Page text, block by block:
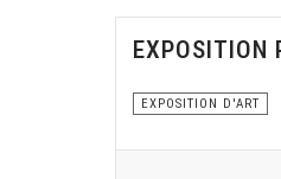
EXPOSITION
EXPOSITION D'ART